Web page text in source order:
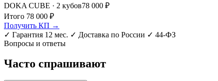
DOKA CUBE · 2 кубов78 000 ₽
Итого 78 000 ₽
Получить КП →
✓ Гарантия 12 мес. ✓ Доставка по России ✓ 44-ФЗ
Вопросы и ответы
Часто спрашивают